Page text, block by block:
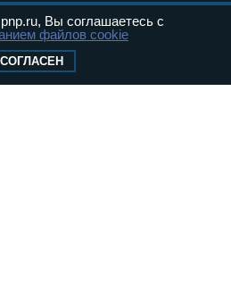
и
05
Эл № ФС77-
Вы соглашаетесь с
файлов cookie
СОГЛАСЕН